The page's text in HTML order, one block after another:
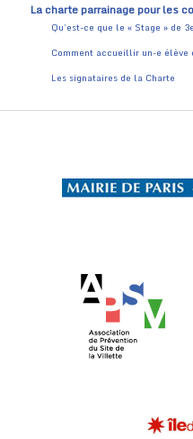
La charte parrainage pour les
Qu’est-ce que le « Stage » de
Comment accueillir un-e élève
Les signataires de la Charte